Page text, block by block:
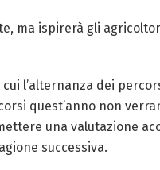
ma ispirerà gli
l’alternanza dei
quest’anno non
una valutazione
successiva.